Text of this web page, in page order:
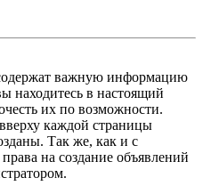
важную информацию
находитесь в настоящий
их по возможности.
каждой страницы
Так же, как и с
на создание объявлений